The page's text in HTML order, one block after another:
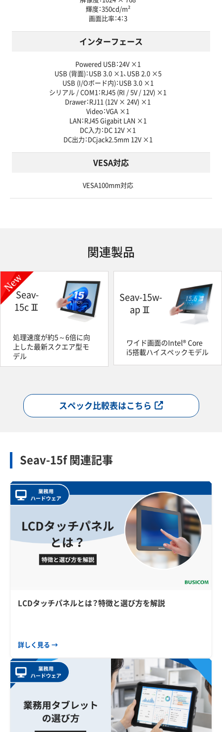
輝度：350cd/m²
画面比率：4：3
インターフェース
Powered USB：24V ×1
USB (背面)：USB 3.0 ×1、USB 2.0 ×5
USB (I/Oボード内)：USB 3.0 ×1
シリアル / COM1：RJ45 (RI / 5V / 12V) ×1
Drawer：RJ11 (12V × 24V) ×1
Video：VGA ×1
LAN：RJ45 Gigabit LAN ×1
DC入力：DC 12V ×1
DC出力：DCjack2.5mm 12V ×1
VESA対応
VESA100mm対応
関連製品
Seav-
15cⅡ
処理速度が約5～6倍に向
上した最新スクエア型モ
デル
Seav-15w-
apⅡ
ワイド画面のIntel® Core
i5搭載ハイスペックモデル
スペック比較表はこちら
Seav-15f 関連記事
LCDタッチパネルとは？特徴と選び方を解説
詳しく見る →